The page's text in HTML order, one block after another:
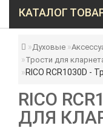
КАТАЛОГ
Духовые
Трости для
RICO RCR1030D -
RICO
ДЛЯ